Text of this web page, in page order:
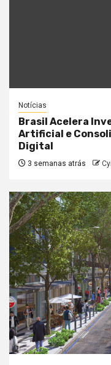
Notícias
Brasil Acelera
Artificial e
Digital
3 semanas atrás